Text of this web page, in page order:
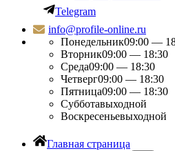
Telegram
info@profile-online.ru
Понедельник09:00 —
Вторник09:00 — 18:30
Среда09:00 — 18:30
Четверг09:00 — 18:30
Пятница09:00 — 18:30
Субботавыходной
Воскресеньевыходной
Главная страница